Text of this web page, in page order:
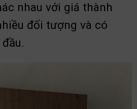
nhau với giá thành
đối tượng và có